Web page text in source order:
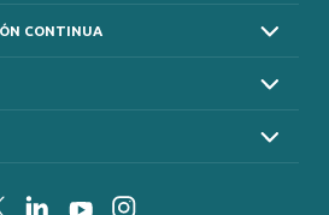
CONTINUA
LinkedInYouTubeInstagram